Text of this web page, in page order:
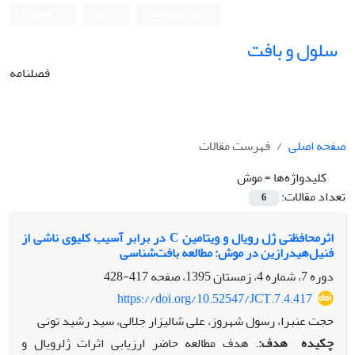
سلول و بافت
فصلنامه
صفحه اصلی
فهرست مقالات
کلیدواژه‌ها =موش
تعداد مقالات:
6
اثرمحافظتی ژل رویال و ویتامین C در برابر آسیب کلیوی ناشی از
فنیل‌هیدرازین در موش: مطالعه بافت‌شناسی
دوره 7، شماره 4، زمستان 1395، صفحه
417-428
https://doi.org/10.52547/JCT.7.4.417
حجت عنبرا، رسول شهروز، علی شالیزار جلالی، سید رشید تونی
چکیده هدف:. هدف مطالعه حاضر ارزیابی اثرات ژل­رویال و